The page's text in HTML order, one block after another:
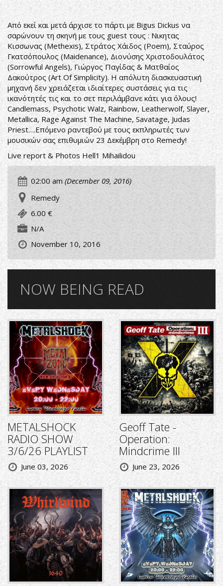
Από εκεί και μετά άρχισε το πάρτι με Bigus Dickus να
σαρώνουν τη σκηνή με τους guest τους : Νικητας
Κισσωνας (Methexis), Στράτος Χάιδος (Ρoem), Σταύρος
Γκατσόπουλος (Maidenance), Διονύσης Χριστοδουλάτος
(Sorrowful Angels), Γιώργος Παγίδας & Ματθαίος
Δακούτρος (Art Of Simplicity). Η απόλυτη διασκευαστική
μηχανή δεν χρειάζεται ιδιαίτερες συστάσεις για τις
ικανότητές τις και το σετ περιλάμβανε κάτι για όλους!
Candlemass, Psychotic Walz, Rainbow, Leatherwolf, Slayer,
Metallica, Rage Against The Machine, Savatage, Judas
Priest….Eπόμενο ραντεβού με τους εκπληρωτές των
μουσικών σας επιθυμιών 23 Δεκέμβρη στο Remedy!
Live report & Photos Hell1 Mihailidou
02:00 am (December 09, 2016)
Remedy
6.00 €
N/A
November 10, 2016
NOW BEING READ
METALSHOCK
RADIO SHOW
3/6/26 PLAYLIST
June 03, 2026
Geoff Tate -
Operation:
Mindcrime III
June 23, 2026